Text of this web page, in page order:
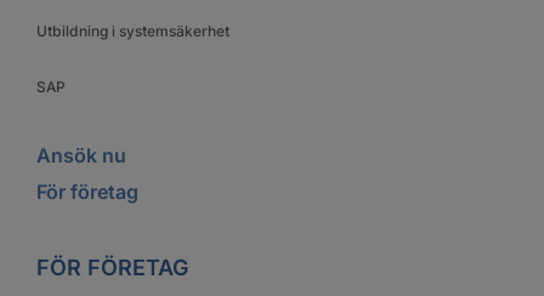
Utbildning i systemsäkerhet
SAP
Ansök nu
För företag
FÖR FÖRETAG